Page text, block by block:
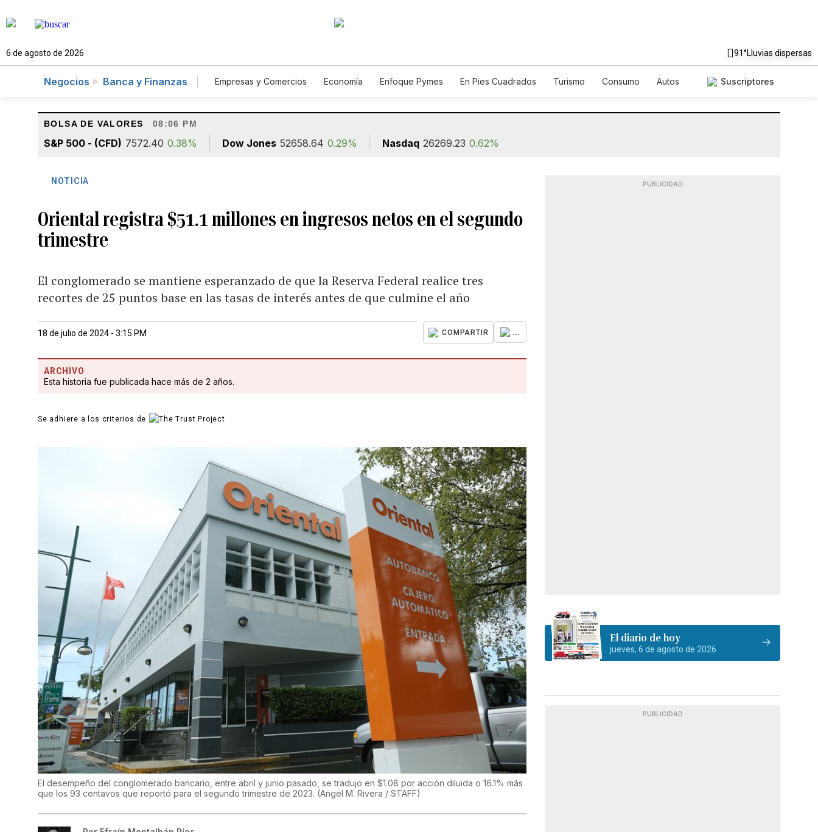
6 de agosto de 2026 91°Lluvias dispersas
Negocios Banca y Finanzas Empresas y Comercios Economía Enfoque Pymes En Pies Cuadrados Turismo Consumo
Autos
Suscriptores
BOLSA DE VALORES 08:06 PM
S&P 500 - (CFD) 7572.40 0.38% Dow Jones 52658.64 0.29% Nasdaq 26269.23 0.62%
NOTICIA
Oriental registra $51.1 millones en ingresos netos en el segundo
trimestre
El conglomerado se mantiene esperanzado de que la Reserva Federal realice tres
recortes de 25 puntos base en las tasas de interés antes de que culmine el año
18 de julio de 2024 - 3:15 PM COMPARTIR ...
ARCHIVO
Esta historia fue publicada hace más de 2 años.
Se adhiere a los criterios de
El desempeño del conglomerado bancario, entre abril y junio pasado, se tradujo en $1.08 por acción diluida o 16.1% más
que los 93 centavos que reportó para el segundo trimestre de 2023. (Angel M. Rivera / STAFF)
PUBLICIDAD
El diario de hoy
jueves, 6 de agosto de 2026
PUBLICIDAD